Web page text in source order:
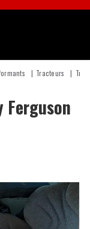
Tracteurs
Ferguson